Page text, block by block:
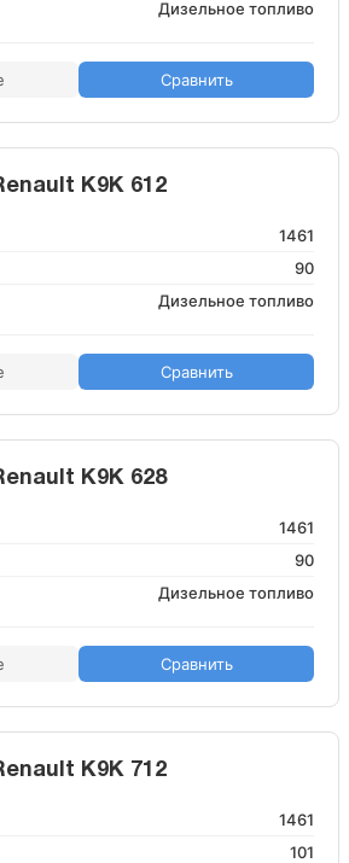
Дизельное топливо
Сравнить
K9K 612
1461
90
Дизельное топливо
Сравнить
K9K 628
1461
90
Дизельное топливо
Сравнить
K9K 712
1461
101